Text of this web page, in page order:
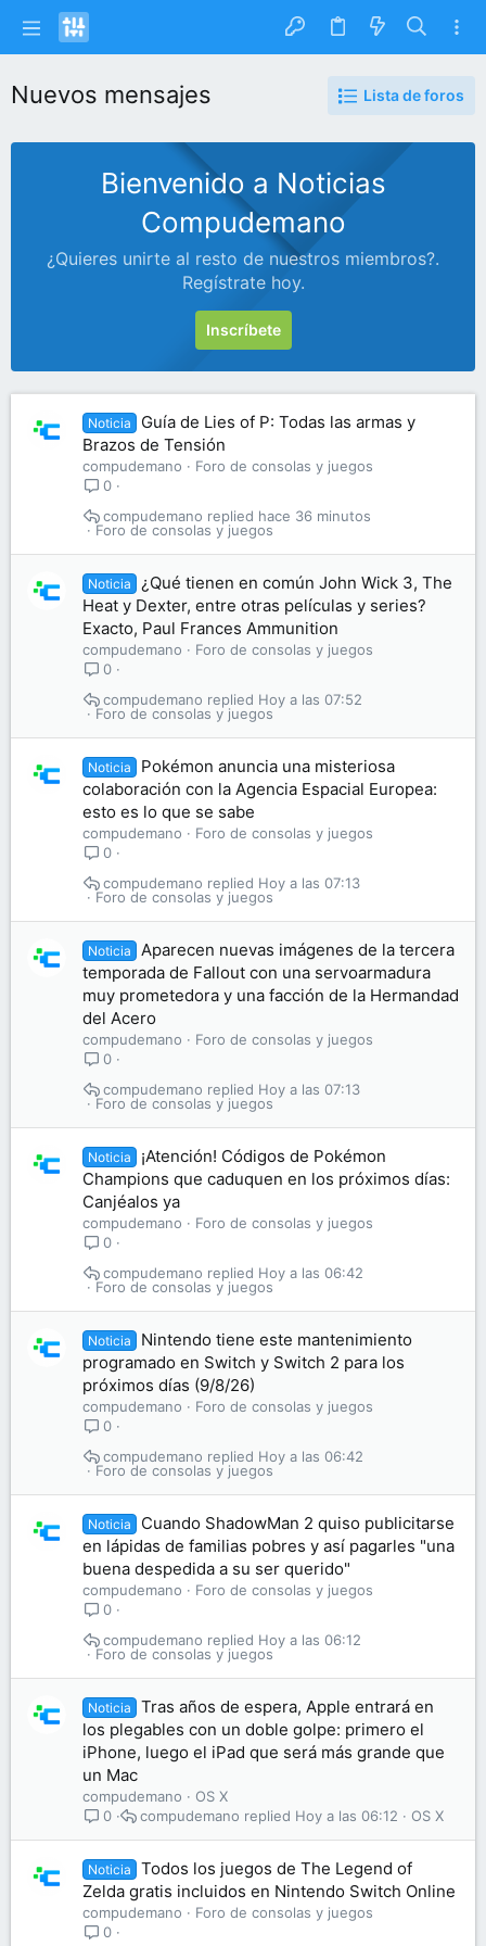
Nuevos mensajes Lista de foros
Bienvenido a Noticias
Compudemano
¿Quieres unirte al resto de nuestros miembros?.
Regístrate hoy.
Inscríbete
Noticia
Guía de Lies of P: Todas las armas y
Brazos de Tensión
compudemano
Foro de consolas y juegos
0
Foro de consolas y juegos
hace 36 minutos
compudemano
Noticia
¿Qué tienen en común John Wick 3, The
Heat y Dexter, entre otras películas y series?
Exacto, Paul Frances Ammunition
compudemano
Foro de consolas y juegos
0
Foro de consolas y juegos
Hoy a las 07:52
compudemano
Noticia
Pokémon anuncia una misteriosa
colaboración con la Agencia Espacial Europea:
esto es lo que se sabe
compudemano
Foro de consolas y juegos
0
Foro de consolas y juegos
Hoy a las 07:13
compudemano
Noticia
Aparecen nuevas imágenes de la tercera
temporada de Fallout con una servoarmadura
muy prometedora y una facción de la Hermandad
del Acero
compudemano
Foro de consolas y juegos
0
Foro de consolas y juegos
Hoy a las 07:13
compudemano
Noticia
¡Atención! Códigos de Pokémon
Champions que caduquen en los próximos días:
Canjéalos ya
compudemano
Foro de consolas y juegos
0
Foro de consolas y juegos
Hoy a las 06:42
compudemano
Noticia
Nintendo tiene este mantenimiento
programado en Switch y Switch 2 para los
próximos días (9/8/26)
compudemano
Foro de consolas y juegos
0
Foro de consolas y juegos
Hoy a las 06:42
compudemano
Noticia
Cuando ShadowMan 2 quiso publicitarse
en lápidas de familias pobres y así pagarles "una
buena despedida a su ser querido"
compudemano
Foro de consolas y juegos
0
Foro de consolas y juegos
Hoy a las 06:12
compudemano
Noticia
Tras años de espera, Apple entrará en
los plegables con un doble golpe: primero el
iPhone, luego el iPad que será más grande que
un Mac
compudemano
OS X
0
OS X
Hoy a las 06:12
compudemano
Noticia
Todos los juegos de The Legend of
Zelda gratis incluidos en Nintendo Switch Online
compudemano
Foro de consolas y juegos
0